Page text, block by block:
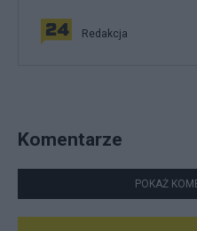
Redakcja
Komentarze
POKAŻ